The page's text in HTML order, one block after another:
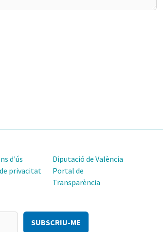
d'ús
privacitat
Diputació de València
Portal de
Transparència